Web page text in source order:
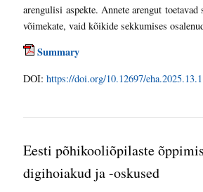
arengulisi aspekte. Annete arengut
võimekate, vaid kõikide sekkumises
Summary
DOI:https://doi.org/10.12697/
Eesti põhikooliõpilaste
digihoiakud ja -oskused